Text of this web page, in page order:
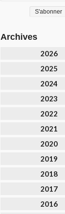
Archives
2026
2025
2024
2023
2022
2021
2020
2019
2018
2017
2016